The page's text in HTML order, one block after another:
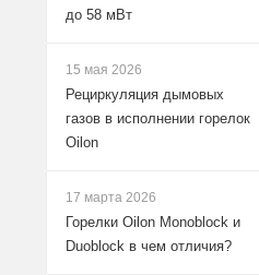
до 58 мВт
15 мая 2026
Рециркуляция дымовых
газов в исполнении горелок
Oilon
17 марта 2026
Горелки Oilon Monoblock и
Duoblock в чем отличия?